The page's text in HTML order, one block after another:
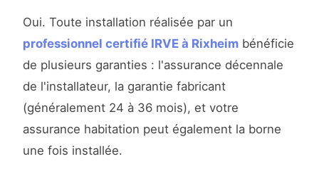
Oui. Toute installation réalisée par un
professionnel certifié IRVE à Rixheim bénéficie
de plusieurs garanties : l'assurance décennale
de l'installateur, la garantie fabricant
(généralement 24 à 36 mois), et votre
assurance habitation peut également la borne
une fois installée.